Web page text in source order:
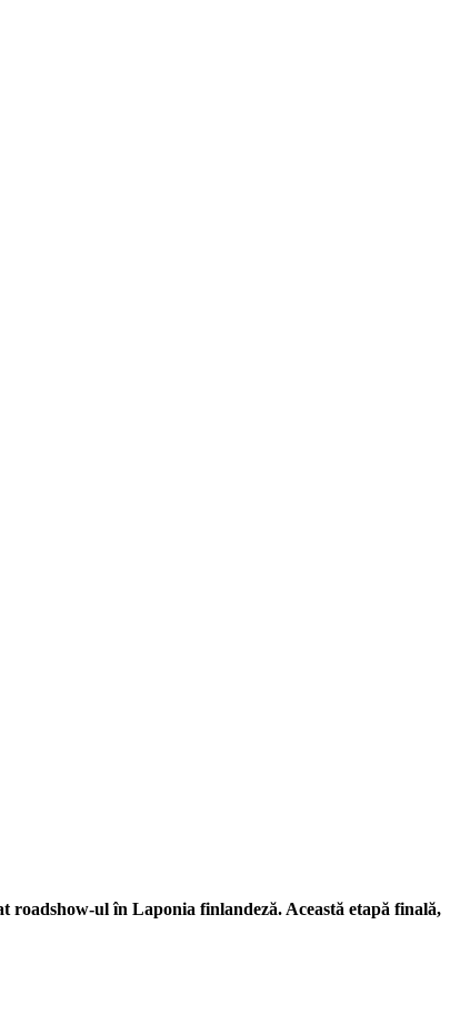
ul în Laponia finlandeză. Această etapă finală,